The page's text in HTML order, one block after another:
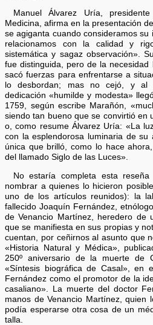
Manuel Álvarez Uría,
Medicina, afirma en la presentación
se agiganta cuando consideramos su
relacionamos con la calidad y
sistemática y sagaz observación».
fue distinguida, pero de la
sacó fuerzas para enfrentarse a
lo desbordan; mas no cejó, y al
dedicación «humilde y modesta»
1759, según escribe Marañón,
siendo tan bueno que se convirtió en
o, como resume Álvarez Uría: «La
con la esplendorosa luminaria de
única que brilló, como lo hace
del llamado Siglo de las Luces».
No estaría completa esta
nombrar a quienes lo hicieron
uno de los artículos reunidos): la
fallecido Joaquín Fernández,
de Venancio Martínez, heredero de
que se manifiesta en sus propias y
cuentan, por ceñirnos al asunto que
«Historia Natural y Médica»,
250º aniversario de la muerte de
«Síntesis biográfica de Casal», en
Fernández como el promotor de la
casaliano». La muerte del doctor
manos de Venancio Martínez, quien
podía esperarse otra cosa de un
talla.